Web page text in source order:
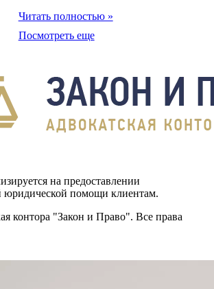
в
Читать полностью »
Посмотреть еще
на предоставлении
юридической помощи клиентам.
контора "Закон и Право". Все права